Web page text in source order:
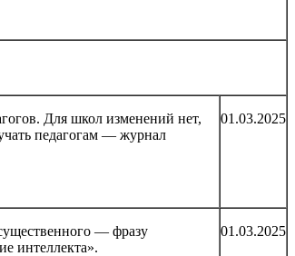
Для школ изменений нет,
педагогам — журнал
01.03.2025
— фразу
интеллекта».
01.03.2025